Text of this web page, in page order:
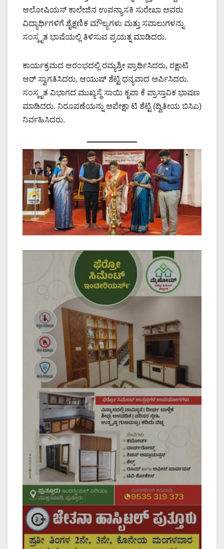
ಆಲೋಷಿಯಸ್ ಕಾಲೇಜಿನ ಉಪನ್ಯಾಸಕಿ ಸುರೇಖಾ ಅವರು
ವಿದ್ಯಾರ್ಥಿಗಳಿಗೆ ಶೈಕ್ಷಣಿಕ ಮೌಲ್ಯಗಳು ಮತ್ತು ಸವಾಲುಗಳನ್ನು
ಸಂಸ್ಕೃತ ಭಾಷೆಯಲ್ಲಿ ತಿಳಿಸುವ ಪ್ರಯತ್ನ ಮಾಡಿದರು.
ಕಾರ್ಯಕ್ರಮದ ಆರಂಭದಲ್ಲಿ ರಮ್ಯಶ್ರೀ ಪ್ರಾರ್ಥಿಸಿದರು, ರಕ್ಷಾಟಿ
ಆರ್ ಸ್ವಾಗತಿಸಿದರು, ಆಯುಷ್ ಶೆಟ್ಟಿ ಧನ್ಯವಾದ ಅರ್ಪಿಸಿದರು.
ಸಂಸ್ಕೃತ ವಿಭಾಗದ ಮುಖ್ಯಸ್ಥೆ ಸಾಯಿ ಕೃಪಾ ಕೆ ಪ್ರಾಸ್ತಾವಿಕ ಭಾಷಣ
ಮಾಡಿದರು. ನಿರೂಪಣೆಯನ್ನು ಅಪೇಕ್ಷಾ ಟಿ ಶೆಟ್ಟಿ (ದ್ವಿತೀಯ ಬಿಸಿಎ)
ನಿರ್ವಹಿಸಿದರು.